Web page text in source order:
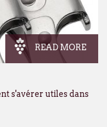
READ MORE
s'avérer utiles dans